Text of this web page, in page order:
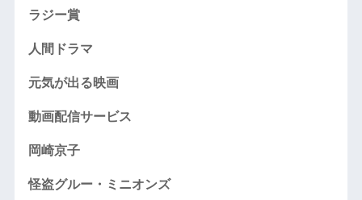
ラジー賞
人間ドラマ
元気が出る映画
動画配信サービス
岡崎京子
怪盗グルー・ミニオンズ